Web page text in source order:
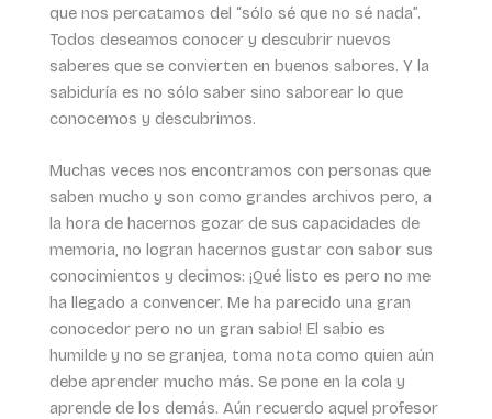
que nos percatamos del “sólo sé que no sé nada”.
Todos deseamos conocer y descubrir nuevos
saberes que se convierten en buenos sabores. Y la
sabiduría es no sólo saber sino saborear lo que
conocemos y descubrimos.
Muchas veces nos encontramos con personas que
saben mucho y son como grandes archivos pero, a
la hora de hacernos gozar de sus capacidades de
memoria, no logran hacernos gustar con sabor sus
conocimientos y decimos: ¡Qué listo es pero no me
ha llegado a convencer. Me ha parecido una gran
conocedor pero no un gran sabio! El sabio es
humilde y no se granjea, toma nota como quien aún
debe aprender mucho más. Se pone en la cola y
aprende de los demás. Aún recuerdo aquel profesor